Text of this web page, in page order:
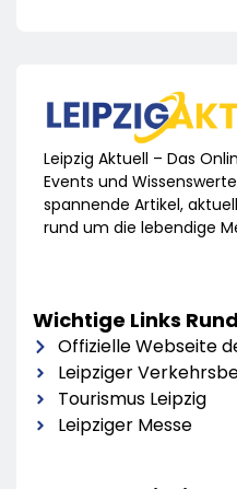
Leipzig Aktuell – Das
Events und
spannende Artikel,
rund um die lebendige
Wichtige Links
Offizielle Webseite
Leipziger
Tourismus Leipzig
Leipziger Messe